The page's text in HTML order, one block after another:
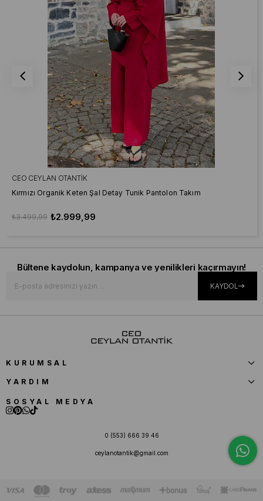
CEO CEYLAN OTANTIK
Kırmızı Organik Keten Şal Detay Tunik Pantolon Takım
₺2.999,99
₺3.499,99
Bültene kaydolun, kampanya ve yenilikleri kaçırmayın!
KAYDOL
KURUMSAL
YARDIM
SOSYAL MEDYA
0 (553) 666 39 46
ceylanotantik@gmail.com